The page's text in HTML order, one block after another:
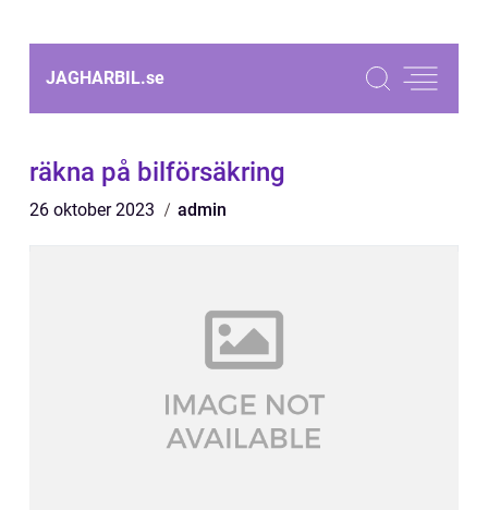
JAGHARBIL.se
räkna på bilförsäkring
26 oktober 2023 admin